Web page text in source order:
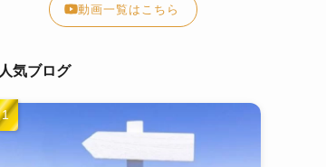
動画一覧はこちら
人気ブログ